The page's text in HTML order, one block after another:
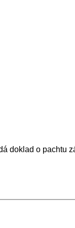
doklad o pachtu